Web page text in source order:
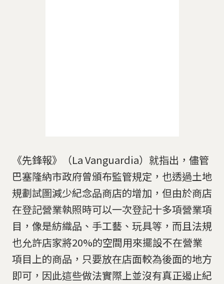
《先鋒報》（La Vanguardia）就指出，儘管
巴塞隆納市政府曾頒布監管規定，也透過土地
規劃試圖減少紀念品商店的增加，但由於商店
在登記營業執照時可以一次登記十多項營業項
目，像是紡織品、手工藝、玩具等，而且法規
也允許店家將20%的空間用來擺設不在營業
項目上的商品，只要放在店面較為後面的地方
即可，因此這些做法實際上並沒有真正遏止紀